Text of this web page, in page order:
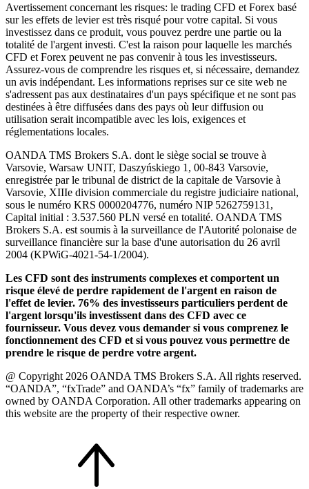
Avertissement concernant les risques: le trading CFD et Forex basé
sur les effets de levier est très risqué pour votre capital. Si vous
investissez dans ce produit, vous pouvez perdre une partie ou la
totalité de l'argent investi. C'est la raison pour laquelle les marchés
CFD et Forex peuvent ne pas convenir à tous les investisseurs.
Assurez-vous de comprendre les risques et, si nécessaire, demandez
un avis indépendant. Les informations reprises sur ce site web ne
s'adressent pas aux destinataires d'un pays spécifique et ne sont pas
destinées à être diffusées dans des pays où leur diffusion ou
utilisation serait incompatible avec les lois, exigences et
réglementations locales.
OANDA TMS Brokers S.A. dont le siège social se trouve à
Varsovie, Warsaw UNIT, Daszyńskiego 1, 00-843 Varsovie,
enregistrée par le tribunal de district de la capitale de Varsovie à
Varsovie, XIIIe division commerciale du registre judiciaire national,
sous le numéro KRS 0000204776, numéro NIP 5262759131,
Capital initial : 3.537.560 PLN versé en totalité. OANDA TMS
Brokers S.A. est soumis à la surveillance de l'Autorité polonaise de
surveillance financière sur la base d'une autorisation du 26 avril
2004 (KPWiG-4021-54-1/2004).
Les CFD sont des instruments complexes et comportent un
risque élevé de perdre rapidement de l'argent en raison de
l'effet de levier. 76% des investisseurs particuliers perdent de
l'argent lorsqu'ils investissent dans des CFD avec ce
fournisseur. Vous devez vous demander si vous comprenez le
fonctionnement des CFD et si vous pouvez vous permettre de
prendre le risque de perdre votre argent.
@ Copyright 2026 OANDA TMS Brokers S.A. All rights reserved.
“OANDA”, “fxTrade” and OANDA’s “fx” family of trademarks are
owned by OANDA Corporation. All other trademarks appearing on
this website are the property of their respective owner.